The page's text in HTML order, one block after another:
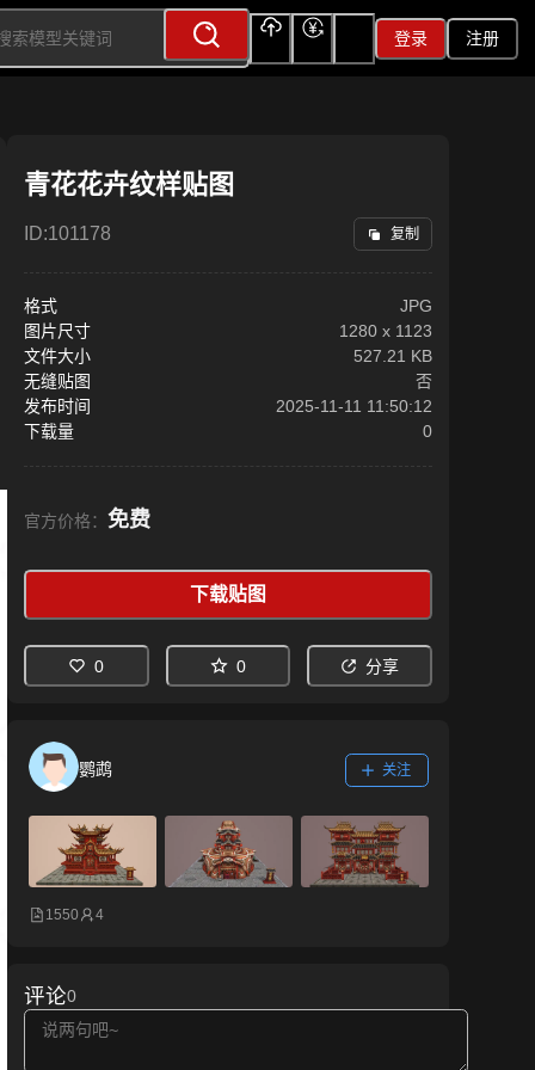
登录 注册
青花花卉纹样贴图
ID:101178 复制
格式
JPG
图片尺寸
1280 x 1123
文件大小
527.21 KB
无缝贴图
否
发布时间
2025-11-11 11:50:12
下载量
0
官方价格： 免费
下载贴图
0 0 分享
鹦鹉 关注
1550 4
评论0